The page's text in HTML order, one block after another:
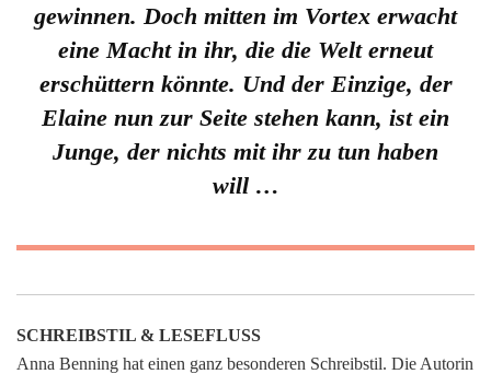
gewinnen. Doch mitten im Vortex erwacht
eine Macht in ihr, die die Welt erneut
erschüttern könnte. Und der Einzige, der
Elaine nun zur Seite stehen kann, ist ein
Junge, der nichts mit ihr zu tun haben
will …
SCHREIBSTIL & LESEFLUSS
Anna Benning hat einen ganz besonderen Schreibstil. Die Autorin